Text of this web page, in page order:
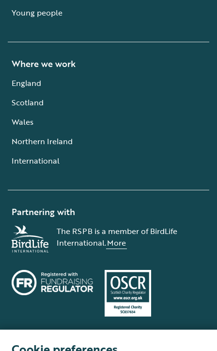
Young people
Where we work
England
Scotland
Wales
Northern Ireland
International
Partnering with
The RSPB is a member of BirdLife
International.More